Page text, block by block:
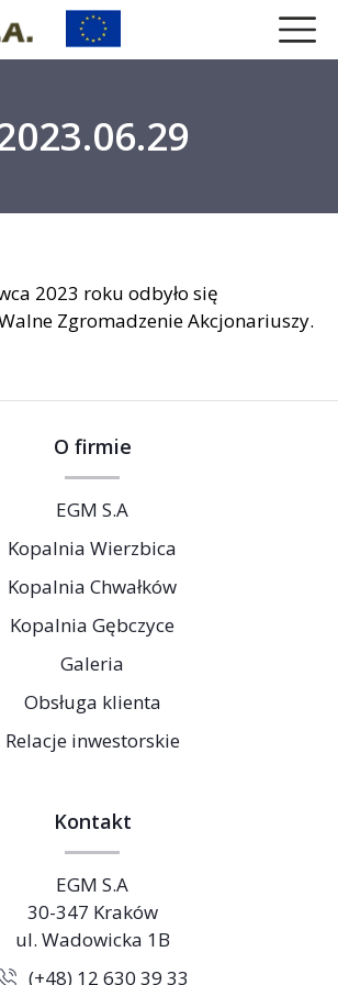
2023 roku odbyło się
Zgromadzenie Akcjonariuszy.
O firmie
EGM S.A
Kopalnia Wierzbica
Kopalnia Chwałków
Kopalnia Gębczyce
Galeria
Obsługa klienta
Relacje inwestorskie
Kontakt
EGM S.A
30-347 Kraków
ul. Wadowicka 1B
(+48) 12 630 39 33